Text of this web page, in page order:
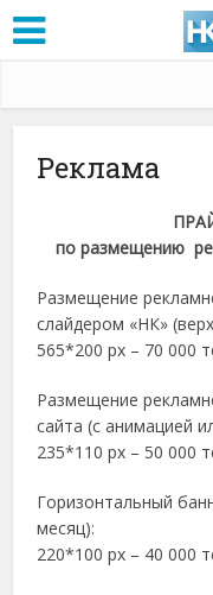
Реклама
по размещению
Размещение
слайдером «НК»
565*200 px – 70 000
Размещение
сайта (с анимацией
235*110 px – 50 000
Горизонтальный
месяц):
220*100 px – 40 000